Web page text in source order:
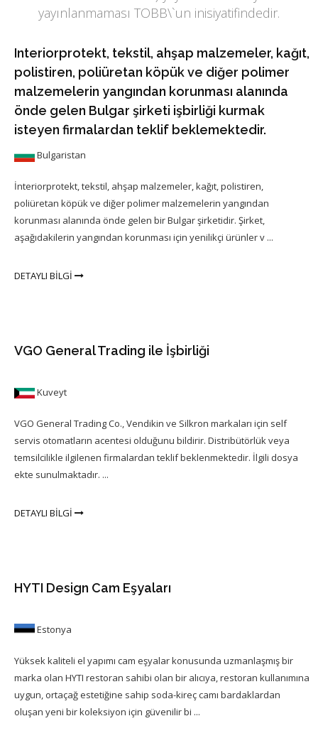
yayınlanmaması TOBB\`un inisiyatifindedir.
Interiorprotekt, tekstil, ahşap malzemeler, kağıt,
polistiren, poliüretan köpük ve diğer polimer
malzemelerin yangından korunması alanında
önde gelen Bulgar şirketi işbirliği kurmak
isteyen firmalardan teklif beklemektedir.
Bulgaristan
İnteriorprotekt, tekstil, ahşap malzemeler, kağıt, polistiren,
poliüretan köpük ve diğer polimer malzemelerin yangından
korunması alanında önde gelen bir Bulgar şirketidir. Şirket,
aşağıdakilerin yangından korunması için yenilikçi ürünler v ...
DETAYLI BİLGİ
VGO General Trading ile İşbirliği
Kuveyt
VGO General Trading Co., Vendikin ve Silkron markaları için self
servis otomatların acentesi olduğunu bildirir. Distribütörlük veya
temsilcilikle ilgilenen firmalardan teklif beklenmektedir. İlgili dosya
ekte sunulmaktadır. ...
DETAYLI BİLGİ
HYTI Design Cam Eşyaları
Estonya
Yüksek kaliteli el yapımı cam eşyalar konusunda uzmanlaşmış bir
marka olan HYTI restoran sahibi olan bir alıcıya, restoran kullanımına
uygun, ortaçağ estetiğine sahip soda-kireç camı bardaklardan
oluşan yeni bir koleksiyon için güvenilir bi ...